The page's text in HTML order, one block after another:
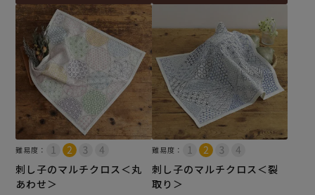
難易度：
刺し子のマルチクロス＜丸
あわせ＞
難易度：
刺し子のマルチクロス＜裂
取り＞